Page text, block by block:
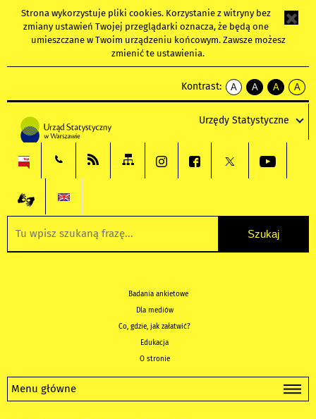
Strona wykorzystuje pliki cookies. Korzystanie z witryny bez
zmiany ustawień Twojej przeglądarki oznacza, że będą one
umieszczane w Twoim urządzeniu końcowym. Zawsze możesz
zmienić te ustawienia.
Kontrast:
A
kontrast
A
kontrast
tekst
czarnym
A
kontrast
tekst
czarnym
A
tekst
żółtym
Urzędy Statystyczne
Badania ankietowe
Dla mediów
Co, gdzie, jak załatwić?
Edukacja
O stronie
Menu główne